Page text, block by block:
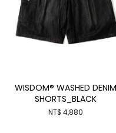
WISDOM® WASHED DENIM
SHORTS_BLACK
NT$ 4,880